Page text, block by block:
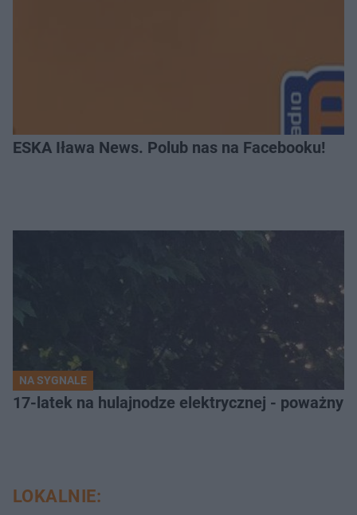
ESKA Iława News. Polub nas na Facebooku!
NA SYGNALE
17-latek na hulajnodze elektrycznej - poważny
LOKALNIE: